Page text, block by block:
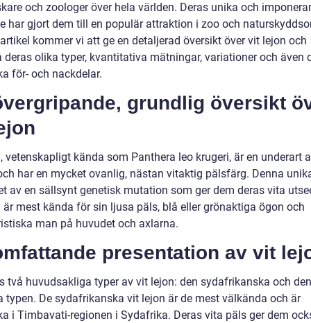
och zoologer över hela världen. Deras unika och
har gjort dem till en populär attraktion i zoo och
kommer vi att ge en detaljerad översikt över vit lejon och
deras olika typer, kvantitativa mätningar, variationer och även
för- och nackdelar.
grundlig översikt
vetenskapligt kända som Panthera leo krugeri, är en underart
har en mycket ovanlig, nästan vitaktig pälsfärg. Denna
av en sällsynt genetisk mutation som ger dem deras vita
är mest kända för sin ljusa päls, blå eller grönaktiga ögon och
man på huvudet och axlarna.
presentation av vit
två huvudsakliga typer av vit lejon: den sydafrikanska och den
typen. De sydafrikanska vit lejon är de mest välkända och är
i Timbavati-regionen i Sydafrika. Deras vita päls ger dem